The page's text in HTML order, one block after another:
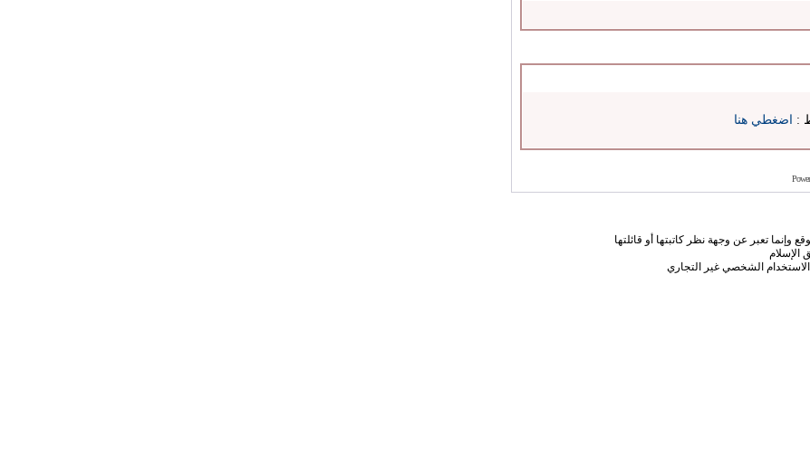
: اضغطي هنا
وإنما تعبر عن وجهة نظر كاتبتها أو قائلتها
الشخصي غير التجاري